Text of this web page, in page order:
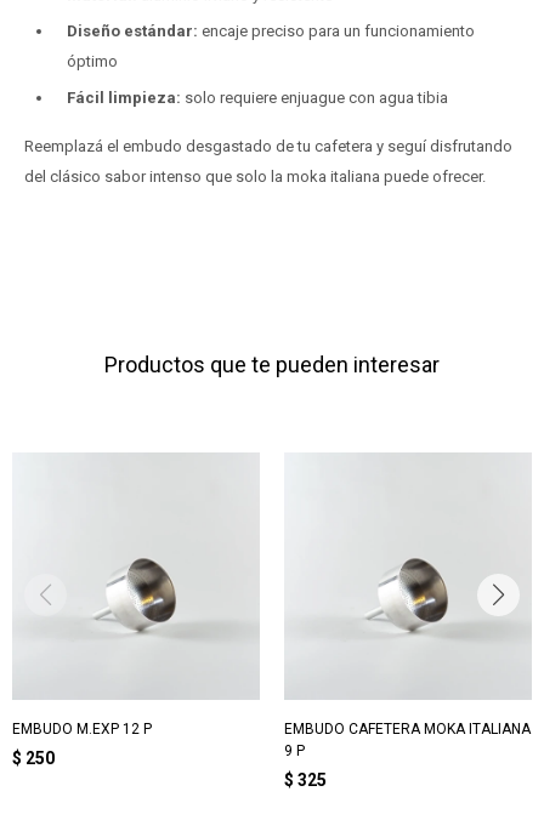
Diseño estándar: encaje preciso para un funcionamiento
óptimo
Fácil limpieza: solo requiere enjuague con agua tibia
Reemplazá el embudo desgastado de tu cafetera y seguí disfrutando
del clásico sabor intenso que solo la moka italiana puede ofrecer.
Productos que te pueden interesar
EMBUDO M.EXP 12 P
$ 250
EMBUDO CAFETERA MOKA ITALIANA
9 P
$ 325